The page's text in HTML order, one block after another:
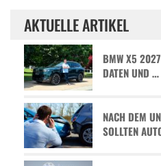
AKTUELLE ARTIKEL
BMW X5
ATEN UND …
NACH DEM
SOLLTEN